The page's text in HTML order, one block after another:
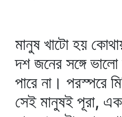
মানুষ খাটো হয়
দশ জনের সঙ্গে ভালো
পারে না। পরস্পরে
সেই মানুষই পূরা,